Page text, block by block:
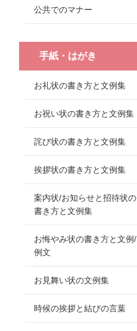
公共でのマナー
手紙・はがき
お礼状の書き方と文例集
お祝い状の書き方と文例集
詫び状の書き方と文例集
挨拶状の書き方と文例集
案内状/お知らせと招待状の
書き方と文例集
お悔やみ状の書き方と文例/
例文
お見舞い状の文例集
時候の挨拶と結びの言葉